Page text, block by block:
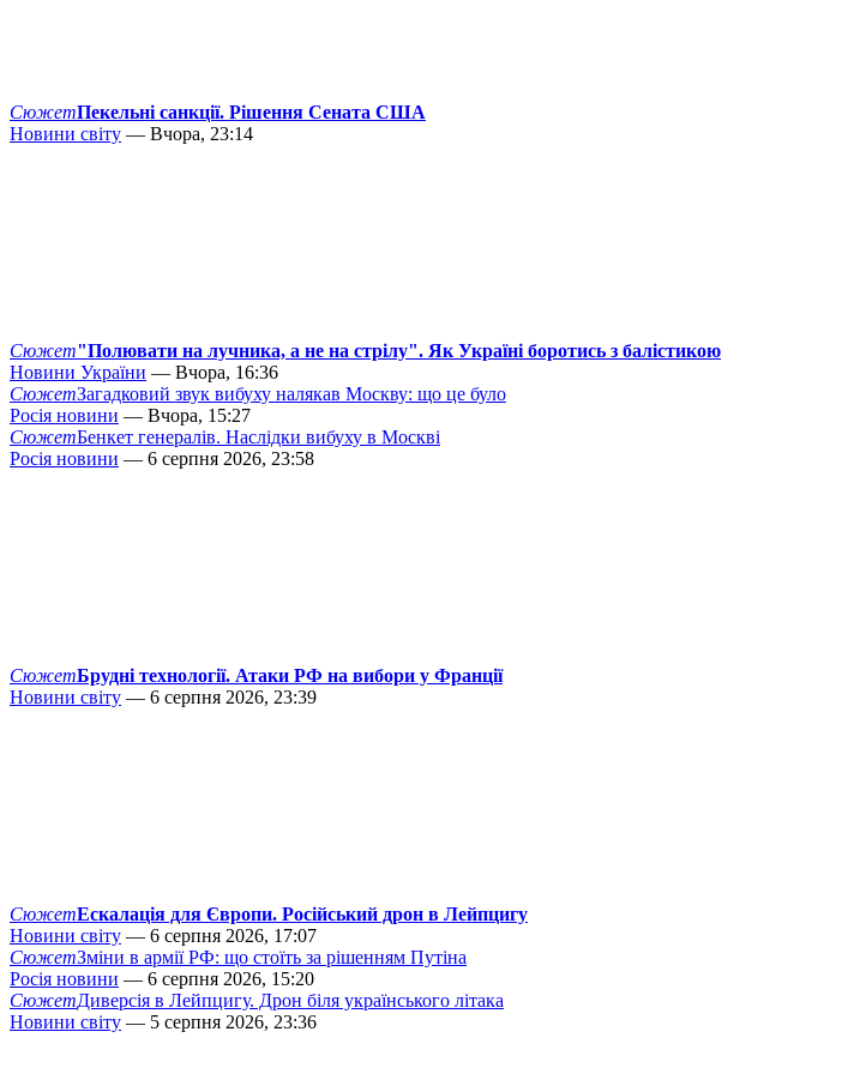
СюжетПекельні санкції. Рішення Сената США
Новини світу — Вчора, 23:14
Сюжет"Полювати на лучника, а не на стрілу". Як Україні боротись з балістикою
Новини України — Вчора, 16:36
СюжетЗагадковий звук вибуху налякав Москву: що це було
Росія новини — Вчора, 15:27
СюжетБенкет генералів. Наслідки вибуху в Москві
Росія новини — 6 серпня 2026, 23:58
СюжетБрудні технології. Атаки РФ на вибори у Франції
Новини світу — 6 серпня 2026, 23:39
СюжетЕскалація для Європи. Російський дрон в Лейпцигу
Новини світу — 6 серпня 2026, 17:07
СюжетЗміни в армії РФ: що стоїть за рішенням Путіна
Росія новини — 6 серпня 2026, 15:20
СюжетДиверсія в Лейпцигу. Дрон біля українського літака
Новини світу — 5 серпня 2026, 23:36